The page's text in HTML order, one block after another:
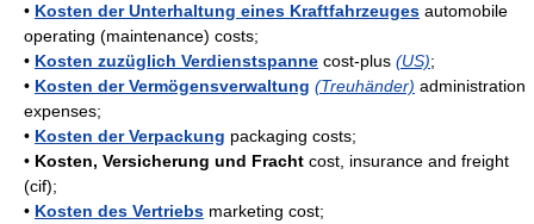
• Kosten der Unterhaltung eines Kraftfahrzeuges automobile
operating (maintenance) costs;
• Kosten zuzüglich Verdienstspanne cost-plus (US);
• Kosten der Vermögensverwaltung (Treuhänder) administration
expenses;
• Kosten der Verpackung packaging costs;
• Kosten, Versicherung und Fracht cost, insurance and freight
(cif);
• Kosten des Vertriebs marketing cost;